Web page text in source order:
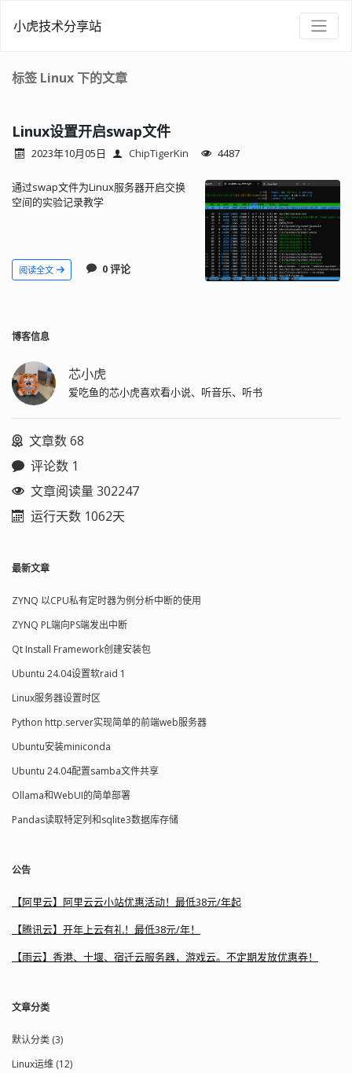
小虎技术分享站
标签 Linux 下的文章
Linux设置开启swap文件
2023年10月05日 ChipTigerKin 4487
通过swap文件为Linux服务器开启交换
空间的实验记录教学
阅读全文 0 评论
博客信息
芯小虎
爱吃鱼的芯小虎喜欢看小说、听音乐、听书
文章数 68
评论数 1
文章阅读量 302247
运行天数 1062天
最新文章
ZYNQ 以CPU私有定时器为例分析中断的使用
ZYNQ PL端向PS端发出中断
Qt Install Framework创建安装包
Ubuntu 24.04设置软raid 1
Linux服务器设置时区
Python http.server实现简单的前端web服务器
Ubuntu安装miniconda
Ubuntu 24.04配置samba文件共享
Ollama和WebUI的简单部署
Pandas读取特定列和sqlite3数据库存储
公告
【阿里云】阿里云云小站优惠活动！最低38元/年起
【腾讯云】开年上云有礼！最低38元/年！
【雨云】香港、十堰、宿迁云服务器，游戏云。不定期发放优惠券！
文章分类
默认分类 (3)
Linux运维 (12)